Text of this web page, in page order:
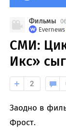
Фильмы
Evernews
СМИ:
Икс»
2
Заодно в
Фрост.